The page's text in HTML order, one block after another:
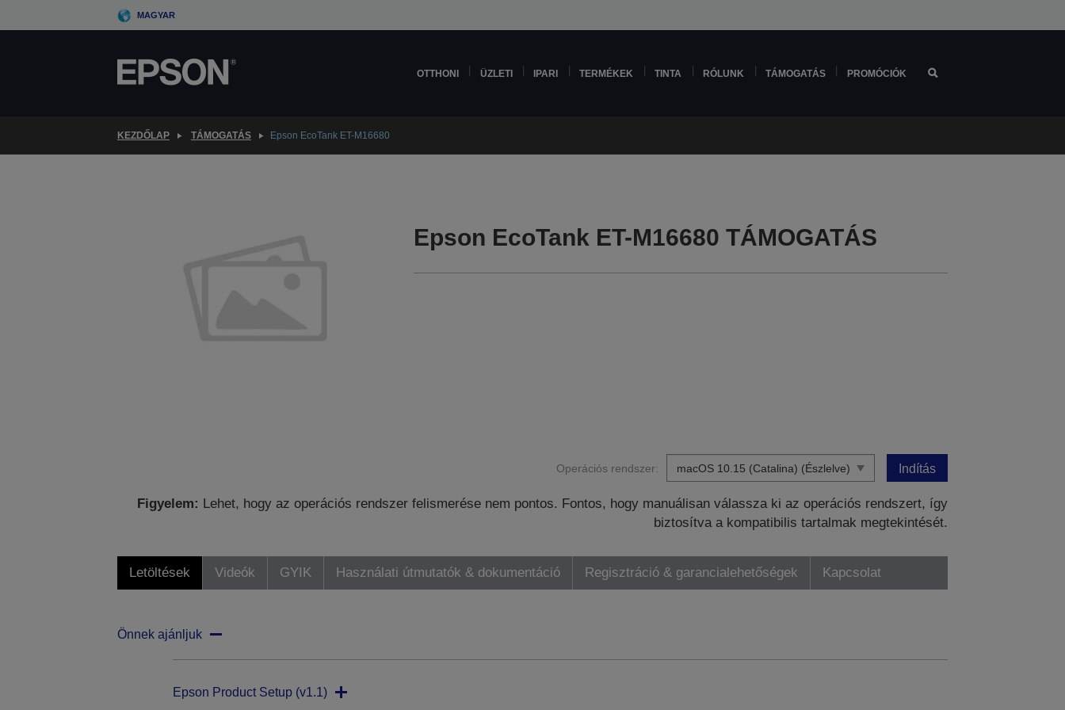
to
MAGYAR
OTTHONI ÜZLETI IPARI TERMÉKEK TINTA RÓLUNK TÁMOGATÁS PROMÓCIÓK
KEZDŐLAP TÁMOGATÁS Epson EcoTank ET-M16680
Epson EcoTank ET-M16680 TÁMOGATÁS
Operációs rendszer: Indítás
Figyelem: Lehet, hogy az operációs rendszer felismerése nem pontos. Fontos, hogy manuálisan válassza ki az operációs rendszert, így
biztosítva a kompatibilis tartalmak megtekintését.
Letöltések Videók GYIK Használati útmutatók & dokumentáció Regisztráció & garancialehetőségek Kapcsolat
Önnek ajánljuk
Epson Product Setup (v1.1)